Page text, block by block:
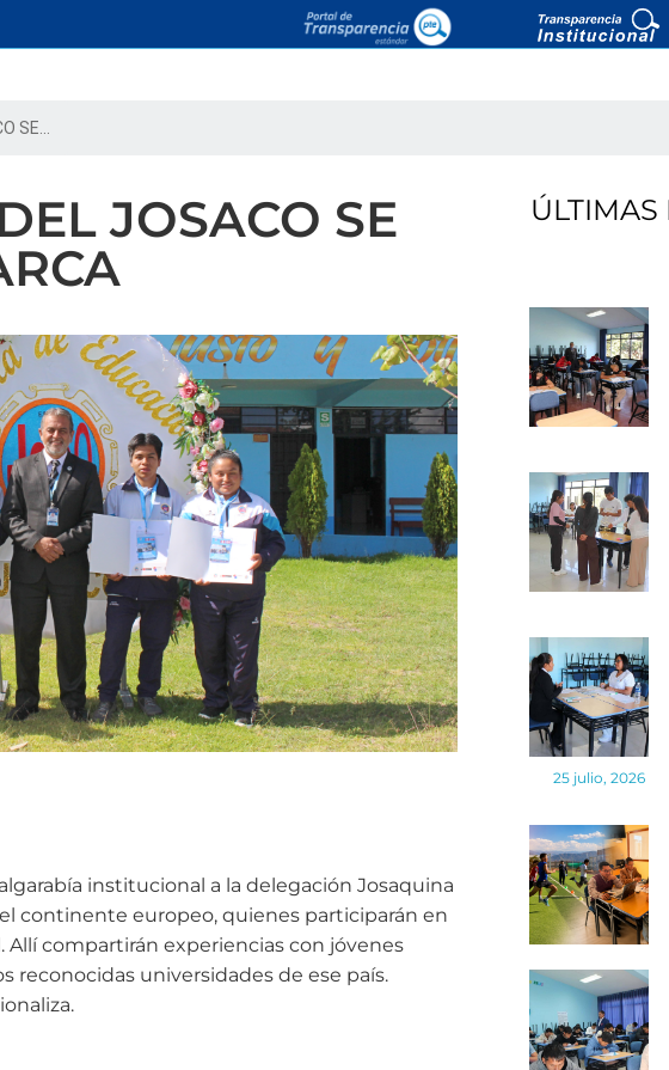
SE...
JOSACO SE
institucional a la delegación Josaquina
continente europeo, quienes participarán en
compartirán experiencias con jóvenes
reconocidas universidades de ese país.
25 julio, 2026